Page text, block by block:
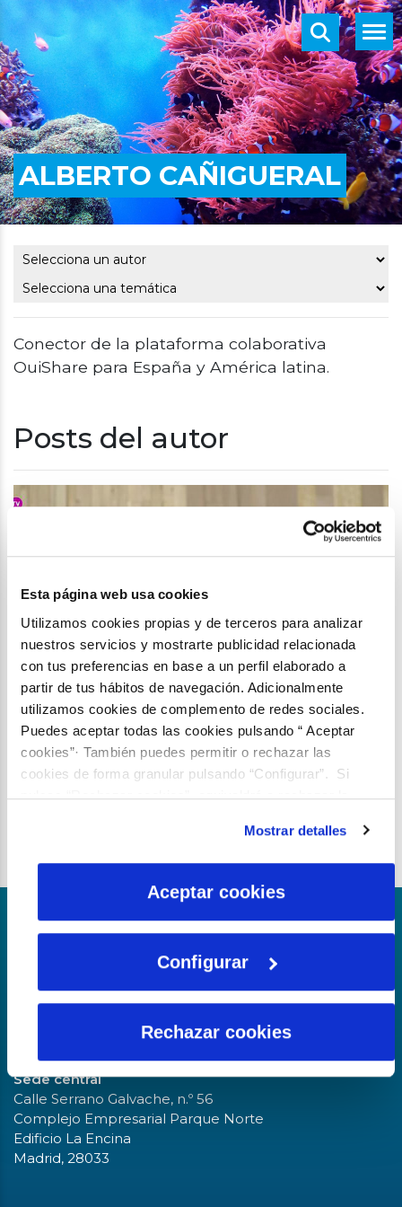
Esta página web usa cookies
Utilizamos cookies propias y de terceros para analizar
nuestros servicios y mostrarte publicidad relacionada
con tus preferencias en base a un perfil elaborado a
partir de tus hábitos de navegación. Adicionalmente
utilizamos cookies de complemento de redes sociales.
Puedes aceptar todas las cookies pulsando “ Aceptar
cookies”· También puedes permitir o rechazar las
cookies de forma granular pulsando “Configurar”. Si
pulsas “Rechazar cookies”, equivaldrá a rechazar la
son indispensables para que el sitio web funcione y que
por tanto no se pueden desactivar. Puedes consultar
Política de Cookies
Mostrar detalles
Aceptar cookies
Configurar
Rechazar cookies
ALBERTO CAÑIGUERAL
Conector de la plataforma colaborativa
OuiShare para España y América latina.
Posts del autor
Sociedad colaborativa:
un concepto en...
Parte del grupo
La fundación del Agua
Sede central
Calle Serrano Galvache, n.º 56
Complejo Empresarial Parque Norte
Edificio La Encina
Madrid, 28033